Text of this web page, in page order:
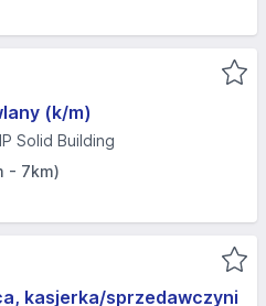
(k/m)
Solid Building
- 7km)
kasjerka/sprzedawczyni